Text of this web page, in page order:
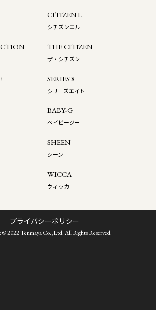
CITIZEN L
シチズンエル
THE CITIZEN
ザ・シチズン
SERIES 8
シリーズエイト
BABY-G
ベイビージー
SHEEN
シーン
WICCA
ウィッカ
プライバシーポリシー
© 2022 Tenmaya Co.,Ltd. All Rights Reserved.